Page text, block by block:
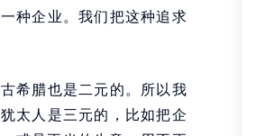
种企业。我们把这种追求
希腊也是二元的。所以我
太人是三元的，比如把企